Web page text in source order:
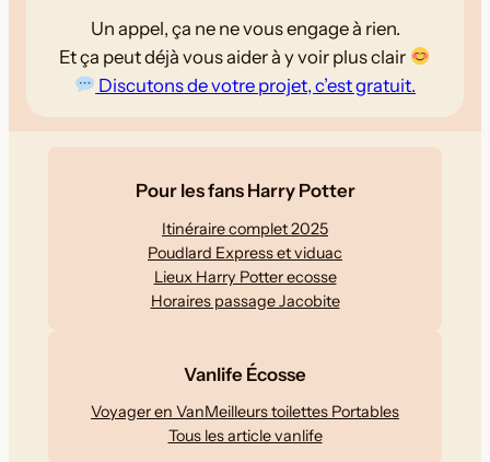
Un appel, ça ne ne vous engage à rien.
Et ça peut déjà vous aider à y voir plus clair
Discutons de votre projet, c’est gratuit.
Pour les fans Harry Potter
Itinéraire complet 2025
Poudlard Express et viduac
Lieux Harry Potter ecosse
Horaires passage Jacobite
Vanlife Écosse
Voyager en VanMeilleurs toilettes Portables
Tous les article vanlife